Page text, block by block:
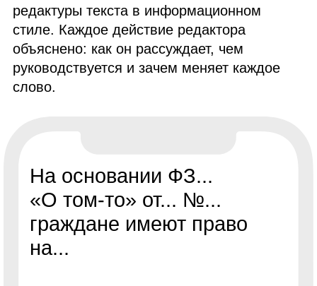
редактуры текста в информационном
стиле. Каждое действие редактора
объяснено: как он рассуждает, чем
руководствуется и зачем меняет каждое
слово.